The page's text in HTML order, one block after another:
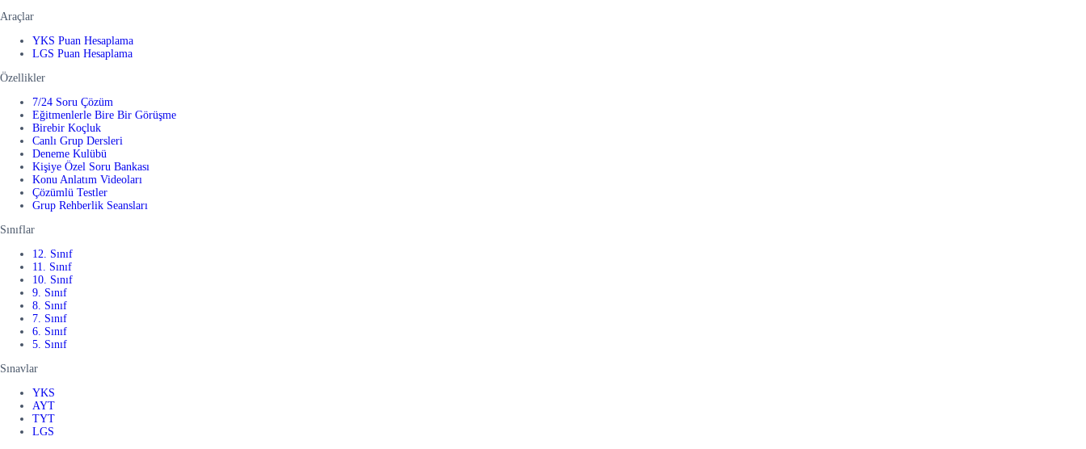
Araçlar
YKS Puan Hesaplama
LGS Puan Hesaplama
Özellikler
7/24 Soru Çözüm
Eğitmenlerle Bire Bir Görüşme
Birebir Koçluk
Canlı Grup Dersleri
Deneme Kulübü
Kişiye Özel Soru Bankası
Konu Anlatım Videoları
Çözümlü Testler
Grup Rehberlik Seansları
Sınıflar
12. Sınıf
11. Sınıf
10. Sınıf
9. Sınıf
8. Sınıf
7. Sınıf
6. Sınıf
5. Sınıf
Sınavlar
YKS
AYT
TYT
LGS